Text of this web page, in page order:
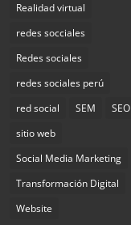
Realidad virtual
redes socciales
Redes sociales
redes sociales perú
red social
SEM
SEO
sitio web
Social Media Marketing
Transformación Digital
Website